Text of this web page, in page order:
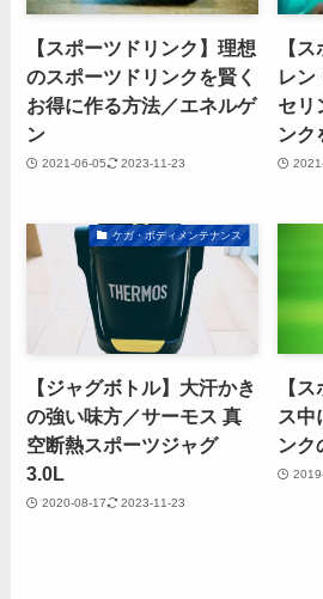
【スポーツドリンク】理想
のスポーツドリンクを賢く
お得に作る方法／エネルゲ
ン
2021-06-05 2023-11-23
【
レン
セリ
ンク
ケガ・ボディメンテナンス
【ジャグボトル】大汗かき
の強い味方／サーモス 真
空断熱スポーツジャグ
3.0L
2020-08-17 2023-11-23
【
ス中
ンク